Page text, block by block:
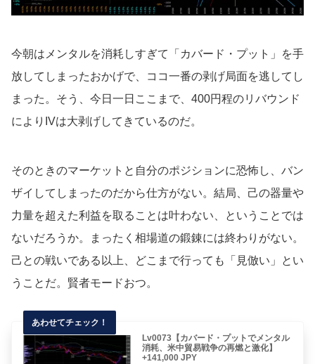
今朝はメンタルを消耗しすぎて「カバード・プット」を手
放してしまったおかげで、ココ一番の剥げ局面を逃してし
まった。そう、今日一日ここまで、400円程のリバウンド
によりIVは大剥げしてきているのだ。
そのときのマーケットと自分のポジションに恐怖し、バン
ザイしてしまったのだから仕方がない。結局、己の器量や
力量を超えた利益を取ることは叶わない、ということでは
ないだろうか。まったく相場道の鍛錬には終わりがない。
己との戦いである以上、どこまで行っても「見倣い」とい
うことだ。賢者モードおつ。
Lv0073【カバード・プットでメンタル
消耗、米中貿易戦争の再燃と激化】
+141,000 JPY